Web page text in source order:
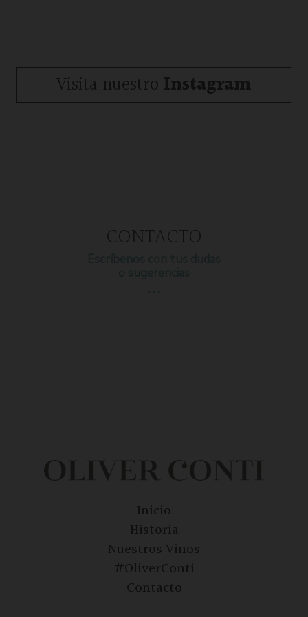
Visita nuestro Instagram
CONTACTO
Inicio
Historia
Nuestros Vinos
#OliverConti
Contacto